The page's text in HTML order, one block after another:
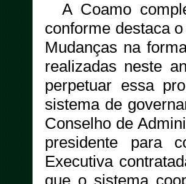
A Coamo
conforme destaca
Mudanças na
realizadas neste
perpetuar essa
sistema de
Conselho de
presidente para
Executiva
que o sistema